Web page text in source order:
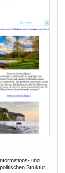
und
Struktur